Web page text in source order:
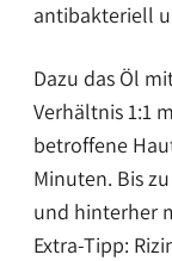
antibakteriell
Dazu das Öl
Verhältnis 1:1
betroffene
Minuten. Bis
und hinterher
Extra-Tipp: